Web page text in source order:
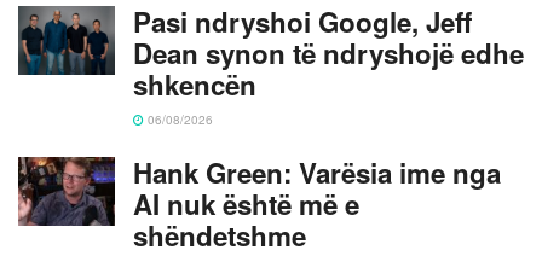
Pasi ndryshoi Google, Jeff
Dean synon të ndryshojë edhe
shkencën
06/08/2026
Hank Green: Varësia ime nga
AI nuk është më e
shëndetshme